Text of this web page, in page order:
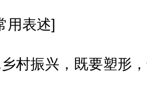
表述]
振兴，既要塑形，